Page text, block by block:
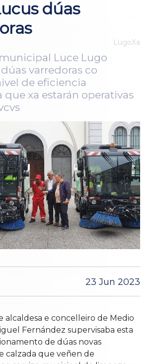
dúas
LugoXa
Luce Lugo
varredoras co
de eficiencia
que xa estarán operativas
23 Jun 2023
alcaldesa e concelleiro de Medio
Fernández supervisaba esta
de dúas novas
calzada que veñen de